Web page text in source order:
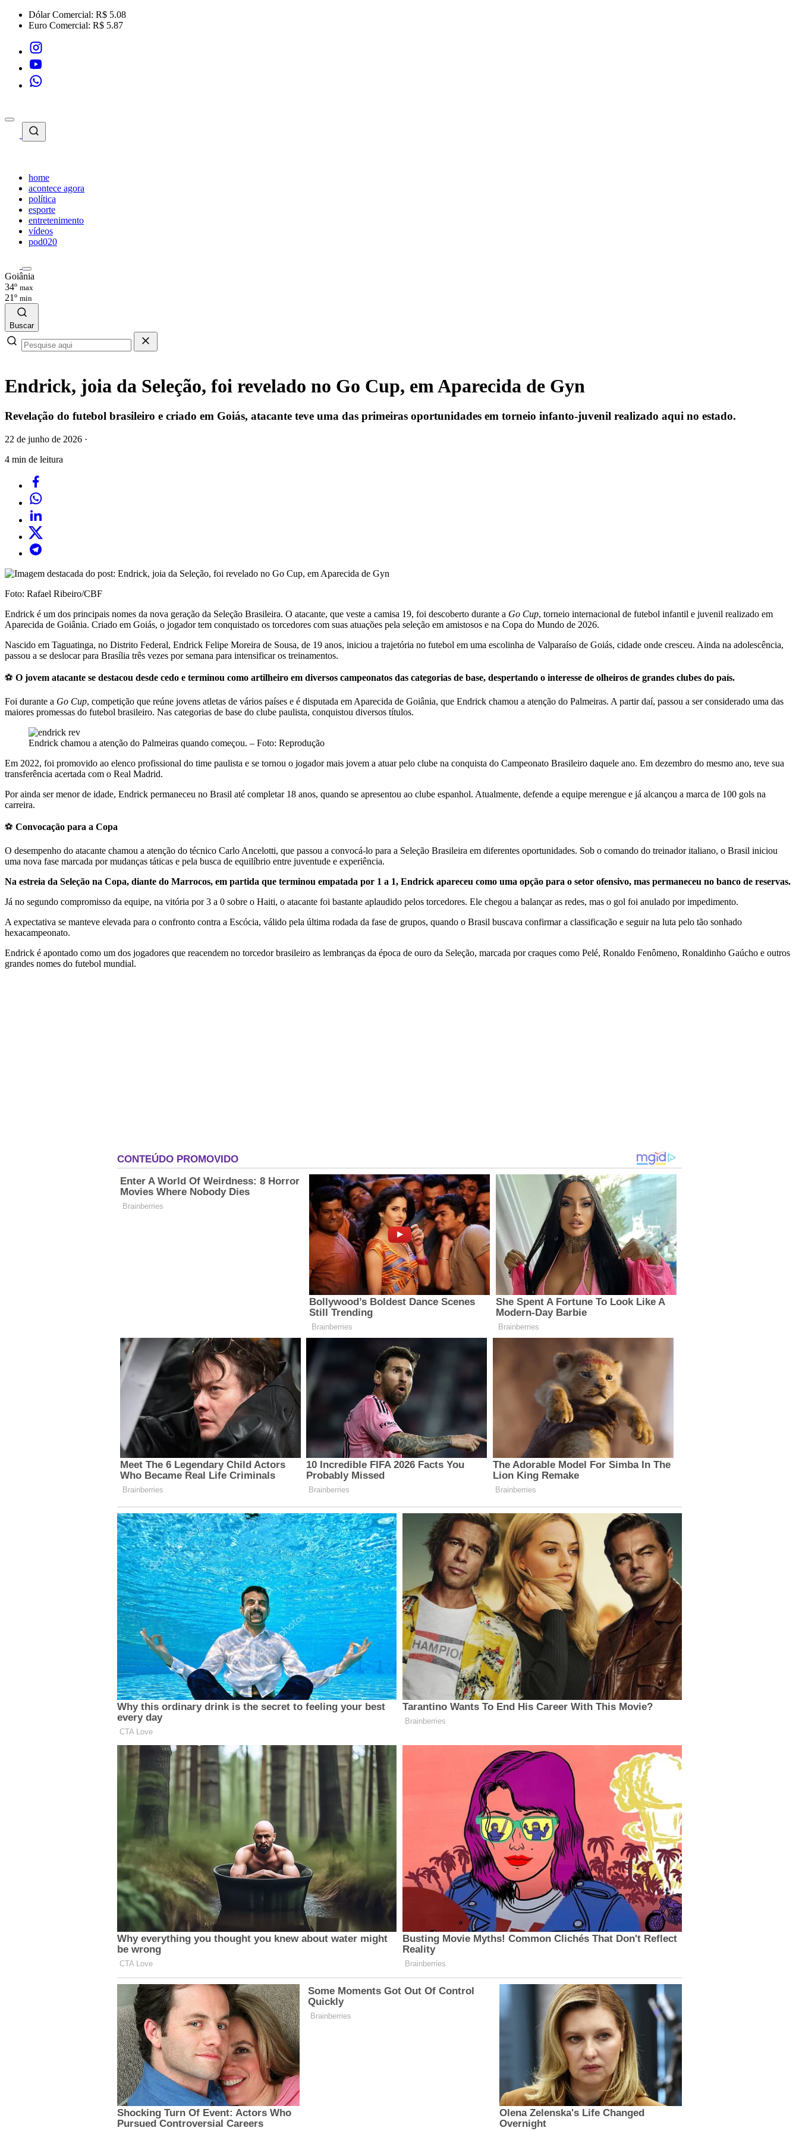
Dólar Comercial: R$ 5.08
Euro Comercial: R$ 5.87
home
acontece agora
política
esporte
entretenimento
vídeos
pod020
Goiânia
34º max
21º min
Buscar
Endrick, joia da Seleção, foi revelado no Go Cup, em Aparecida de Gyn
Revelação do futebol brasileiro e criado em Goiás, atacante teve uma das primeiras oportunidades em torneio infanto-juvenil realizado aqui no estado.
22 de junho de 2026 ·
4 min de leitura
Foto: Rafael Ribeiro/CBF
Endrick é um dos principais nomes da nova geração da Seleção Brasileira. O atacante, que veste a camisa 19, foi descoberto durante a Go Cup, torneio internacional de futebol infantil e juvenil realizado em
Aparecida de Goiânia. Criado em Goiás, o jogador tem conquistado os torcedores com suas atuações pela seleção em amistosos e na Copa do Mundo de 2026.
Nascido em Taguatinga, no Distrito Federal, Endrick Felipe Moreira de Sousa, de 19 anos, iniciou a trajetória no futebol em uma escolinha de Valparaíso de Goiás, cidade onde cresceu. Ainda na adolescência,
passou a se deslocar para Brasília três vezes por semana para intensificar os treinamentos.
⚽ O jovem atacante se destacou desde cedo e terminou como artilheiro em diversos campeonatos das categorias de base, despertando o interesse de olheiros de grandes clubes do país.
Foi durante a Go Cup, competição que reúne jovens atletas de vários países e é disputada em Aparecida de Goiânia, que Endrick chamou a atenção do Palmeiras. A partir daí, passou a ser considerado uma das
maiores promessas do futebol brasileiro. Nas categorias de base do clube paulista, conquistou diversos títulos.
Endrick chamou a atenção do Palmeiras quando começou. – Foto: Reprodução
Em 2022, foi promovido ao elenco profissional do time paulista e se tornou o jogador mais jovem a atuar pelo clube na conquista do Campeonato Brasileiro daquele ano. Em dezembro do mesmo ano, teve sua
transferência acertada com o Real Madrid.
Por ainda ser menor de idade, Endrick permaneceu no Brasil até completar 18 anos, quando se apresentou ao clube espanhol. Atualmente, defende a equipe merengue e já alcançou a marca de 100 gols na
carreira.
⚽ Convocação para a Copa
O desempenho do atacante chamou a atenção do técnico Carlo Ancelotti, que passou a convocá-lo para a Seleção Brasileira em diferentes oportunidades. Sob o comando do treinador italiano, o Brasil iniciou
uma nova fase marcada por mudanças táticas e pela busca de equilíbrio entre juventude e experiência.
Na estreia da Seleção na Copa, diante do Marrocos, em partida que terminou empatada por 1 a 1, Endrick apareceu como uma opção para o setor ofensivo, mas permaneceu no banco de reservas.
Já no segundo compromisso da equipe, na vitória por 3 a 0 sobre o Haiti, o atacante foi bastante aplaudido pelos torcedores. Ele chegou a balançar as redes, mas o gol foi anulado por impedimento.
A expectativa se manteve elevada para o confronto contra a Escócia, válido pela última rodada da fase de grupos, quando o Brasil buscava confirmar a classificação e seguir na luta pelo tão sonhado
hexacampeonato.
Endrick é apontado como um dos jogadores que reacendem no torcedor brasileiro as lembranças da época de ouro da Seleção, marcada por craques como Pelé, Ronaldo Fenômeno, Ronaldinho Gaúcho e outros
grandes nomes do futebol mundial.